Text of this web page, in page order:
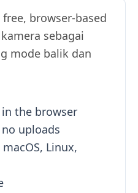
free, browser-based
sebagai
mode balik dan
the browser
uploads
Linux,